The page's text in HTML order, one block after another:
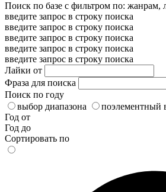
Поиск по базе с фильтром по: жанрам,
введите запрос в строку поиска
введите запрос в строку поиска
введите запрос в строку поиска
введите запрос в строку поиска
введите запрос в строку поиска
Лайки от
Фраза для поиска
Поиск по году
выбор диапазона
поэлементный
Год от
Год до
Сортировать по